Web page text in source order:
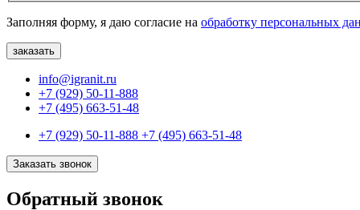
Заполняя форму, я даю согласие на обработку персональных
info@igranit.ru
+7 (929) 50-11-888
+7 (495) 663-51-48
+7 (929) 50-11-888 +7 (495) 663-51-48
Заказать звонок
Обратный звонок